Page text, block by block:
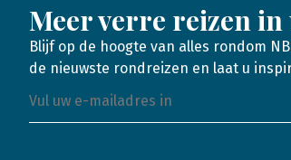
Meer verre reizen
Blijf op de hoogte van alles rondom
de nieuwste rondreizen en laat u